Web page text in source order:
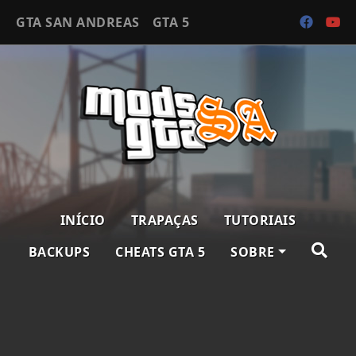
GTA SAN ANDREAS GTA 5
INÍCIO TRAPAÇAS
TUTORIAIS
BACKUPS
CHEATS GTA 5 SOBRE